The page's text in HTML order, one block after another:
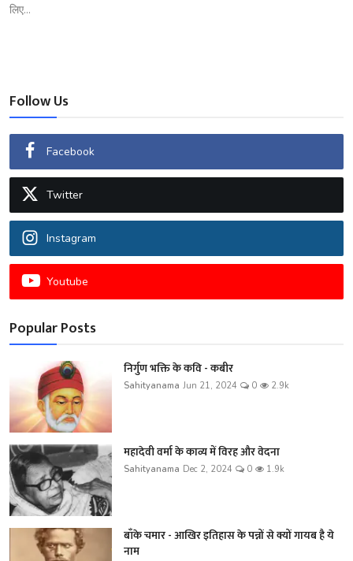
लिए...
Follow Us
Facebook
Twitter
Instagram
Youtube
Popular Posts
निर्गुण भक्ति के कवि - कबीर
Sahityanama Jun 21, 2024 0 2.9k
महादेवी वर्मा के काव्य में विरह और वेदना
Sahityanama Dec 2, 2024 0 1.9k
बाँके चमार - आखिर इतिहास के पन्नों से क्यों गायब है ये
नाम